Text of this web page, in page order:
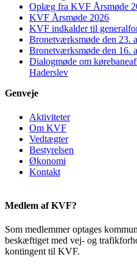
Oplæg fra KVF Årsmøde
KVF Årsmøde 2026
KVF indkalder til
Bronetværksmøde den 23.
Bronetværksmøde den 16.
Dialogmøde om
Haderslev
Genveje
Aktiviteter
Om KVF
Vedtægter
Bestyrelsen
Økonomi
Kontakt
Medlem af KVF?
Som medlemmer optages
beskæftiget med vej- og
kontingent til KVF.